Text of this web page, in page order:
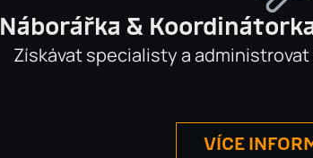
Náborářka &
Získávat specialisty a
VÍCE